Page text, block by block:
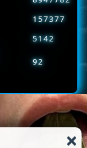
92
157377
5142